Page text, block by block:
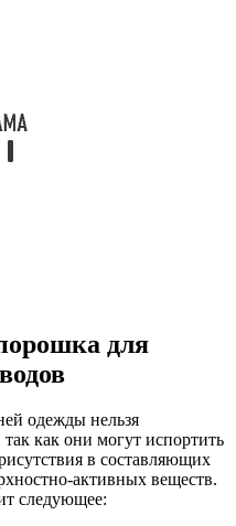
для
одежды нельзя
как они могут испортить
в составляющих
активных веществ.
следующее: